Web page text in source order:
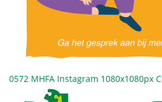
0572 MHFA Instagram 1080x1080px C